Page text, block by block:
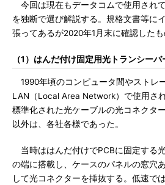
今回は現在もデータコムで使用され
を独断で選び解説する。規格文書等に
張ってあるが2020年1月末に確認したも
（1）はんだ付け固定用光トランシー
1990年頃のコンピュータ間やストレ
LAN（Local Area Network）で使用さ
標準化された光ケーブルの光コネクタ
以外は、各社各様であった。
当時ははんだ付けでPCBに固定する
の端に搭載し、ケースのパネルの窓穴
して光コネクターを挿抜する。低速で